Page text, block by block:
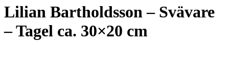
Lilian Bartholdsson – Svävare
– Tagel ca. 30×20 cm